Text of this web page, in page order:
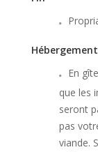
Hébergement
En
que les
seront
pas
viande.